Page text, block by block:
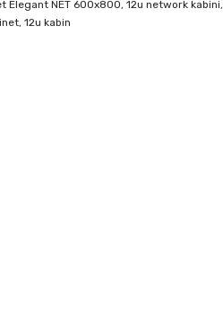
Elegant NET 600x800, 12u network kabini,
, 12u kabin